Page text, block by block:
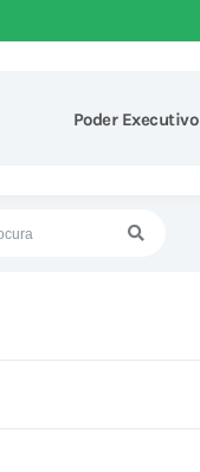
Poder Executivo